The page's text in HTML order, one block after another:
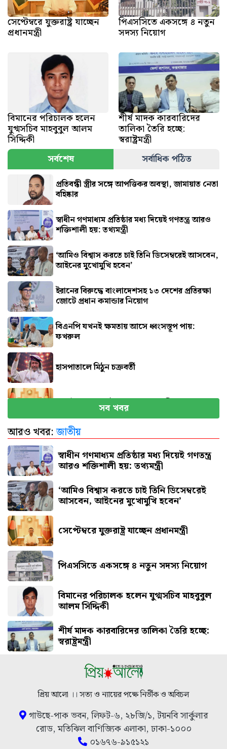
সেপ্টেম্বরে যুক্তরাষ্ট্র যাচ্ছেন
প্রধানমন্ত্রী
পিএসসিতে একসঙ্গে ৪ নতুন
সদস্য নিয়োগ
বিমানের পরিচালক হলেন
যুগ্মসচিব মাহবুবুল আলম
সিদ্দিকী
শীর্ষ মাদক কারবারিদের
তালিকা তৈরি হচ্ছে:
স্বরাষ্ট্রমন্ত্রী
সর্বশেষ
সর্বাধিক পঠিত
প্রতিবন্ধী স্ত্রীর সঙ্গে আপত্তিকর অবস্থা, জামায়াত নেতা
বহিষ্কার
স্বাধীন গণমাধ্যম প্রতিষ্ঠার মধ্য দিয়েই গণতন্ত্র আরও
শক্তিশালী হয়: তথ্যমন্ত্রী
‘আমিও বিশ্বাস করতে চাই তিনি ডিসেম্বরেই আসবেন,
আইনের মুখোমুখি হবেন’
ইরানের বিরুদ্ধে বাংলাদেশসহ ১৩ দেশের প্রতিরক্ষা
জোটে প্রধান কমান্ডার নিয়োগ
বিএনপি যখনই ক্ষমতায় আসে ধ্বংসস্তূপ পায়:
ফখরুল
হাসপাতালে মিঠুন চক্রবর্তী
সেপ্টেম্বরে যুক্তরাষ্ট্র যাচ্ছেন প্রধানমন্ত্রী
পিএসসিতে একসঙ্গে ৪ নতুন সদস্য নিয়োগ
সব খবর
আরও খবর:জাতীয়
স্বাধীন গণমাধ্যম প্রতিষ্ঠার মধ্য দিয়েই গণতন্ত্র
আরও শক্তিশালী হয়: তথ্যমন্ত্রী
‘আমিও বিশ্বাস করতে চাই তিনি ডিসেম্বরেই
আসবেন, আইনের মুখোমুখি হবেন’
সেপ্টেম্বরে যুক্তরাষ্ট্র যাচ্ছেন প্রধানমন্ত্রী
পিএসসিতে একসঙ্গে ৪ নতুন সদস্য নিয়োগ
বিমানের পরিচালক হলেন যুগ্মসচিব মাহবুবুল
আলম সিদ্দিকী
শীর্ষ মাদক কারবারিদের তালিকা তৈরি হচ্ছে:
স্বরাষ্ট্রমন্ত্রী
প্রিয় আলো ।। সত্য ও ন্যায়ের পক্ষে নির্ভীক ও অবিচল
গাউছে-পাক ভবন, লিফট-৬, ২৮জি/১, টয়নবি সার্কুলার
রোড, মতিঝিল বাণিজ্যিক এলাকা, ঢাকা-১০০০
০১৬৭৬-৯১৫১২১